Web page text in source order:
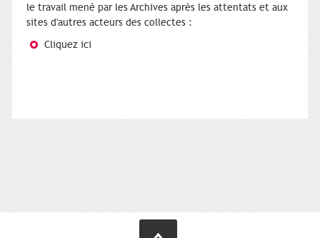
le travail mené par les Archives après les attentats et aux
sites d'autres acteurs des collectes :
Cliquez ici